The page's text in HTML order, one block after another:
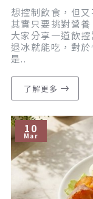
想控制飲食，但
其實只要挑對營
大家分享一道飲
退冰就能吃，對
是..
了解更多
10
Mar